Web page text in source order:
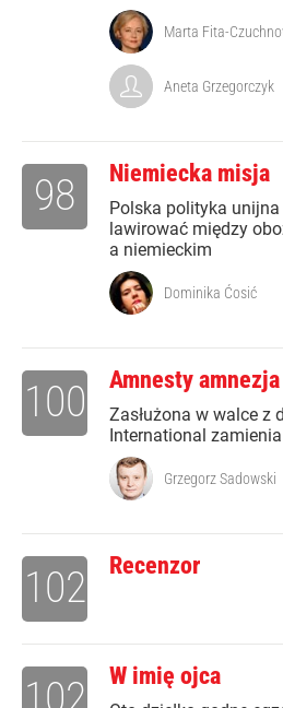
Marta Fita-
Aneta Grzegorczyk
Niemiecka misja
Polska polityka
lawirować między
a niemieckim
98
Dominika Ćosić
Amnesty amnezja
Zasłużona w walce z
International
100
Grzegorz Sadowski
Recenzor
102
W imię ojca
102